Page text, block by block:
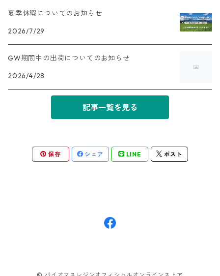
夏季休暇についてのお知らせ
2026/7/29
GW期間中の出荷についてのお知らせ
2026/4/28
記事一覧を見る
保存 シェア LINE ポスト